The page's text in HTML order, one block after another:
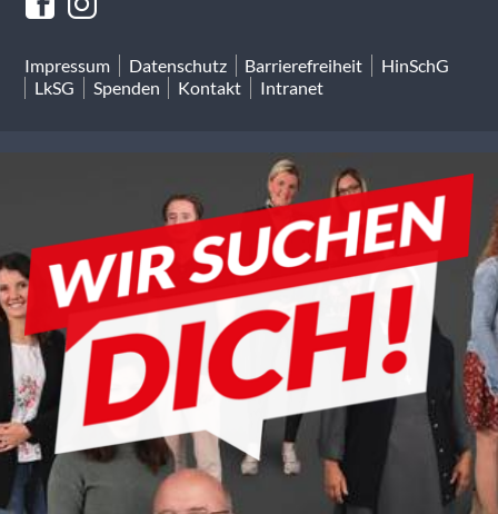
Impressum Datenschutz Barrierefreiheit
HinSchG
LkSG
Spenden Kontakt Intranet